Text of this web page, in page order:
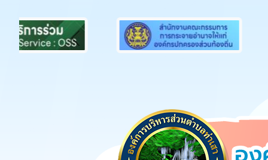
Previous